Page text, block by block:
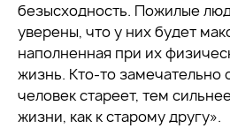
безысходность. Пожилые
уверены, что у них будет
наполненная при их
жизнь. Кто-то замечательно
человек стареет, тем
жизни, как к старому другу».